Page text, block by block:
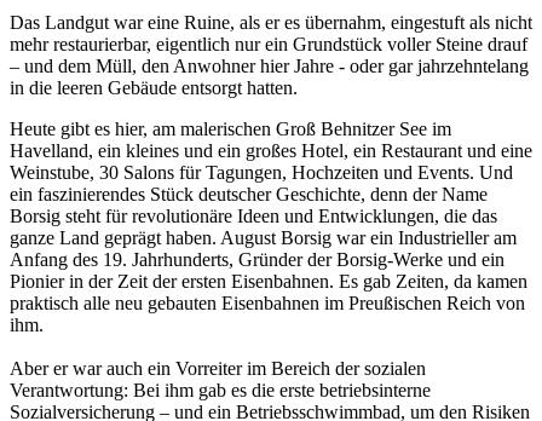
Das Landgut war eine Ruine, als er es übernahm, eingestuft als nicht
mehr restaurierbar, eigentlich nur ein Grundstück voller Steine drauf
– und dem Müll, den Anwohner hier Jahre - oder gar jahrzehntelang
in die leeren Gebäude entsorgt hatten.
Heute gibt es hier, am malerischen Groß Behnitzer See im
Havelland, ein kleines und ein großes Hotel, ein Restaurant und eine
Weinstube, 30 Salons für Tagungen, Hochzeiten und Events. Und
ein faszinierendes Stück deutscher Geschichte, denn der Name
Borsig steht für revolutionäre Ideen und Entwicklungen, die das
ganze Land geprägt haben. August Borsig war ein Industrieller am
Anfang des 19. Jahrhunderts, Gründer der Borsig-Werke und ein
Pionier in der Zeit der ersten Eisenbahnen. Es gab Zeiten, da kamen
praktisch alle neu gebauten Eisenbahnen im Preußischen Reich von
ihm.
Aber er war auch ein Vorreiter im Bereich der sozialen
Verantwortung: Bei ihm gab es die erste betriebsinterne
Sozialversicherung – und ein Betriebsschwimmbad, um den Risiken